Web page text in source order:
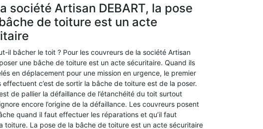
société Artisan DEBART, la pose
de toiture est un acte
il bâcher le toit ? Pour les couvreurs de la société Artisan
poser une bâche de toiture est un acte sécuritaire. Quand ils
en déplacement pour une mission en urgence, le premier
effectuent c’est de sortir la bâche de toiture est de la poser.
de pallier la défaillance de l’étanchéité du toit surtout
encore l’origine de la défaillance. Les couvreurs posent
quand il faut effectuer les réparations et qu’il faut
toiture. La pose de la bâche de toiture est un acte sécuritaire